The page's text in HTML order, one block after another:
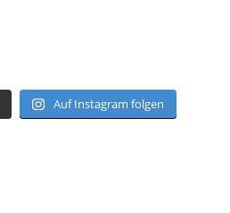
Auf Instagram folgen